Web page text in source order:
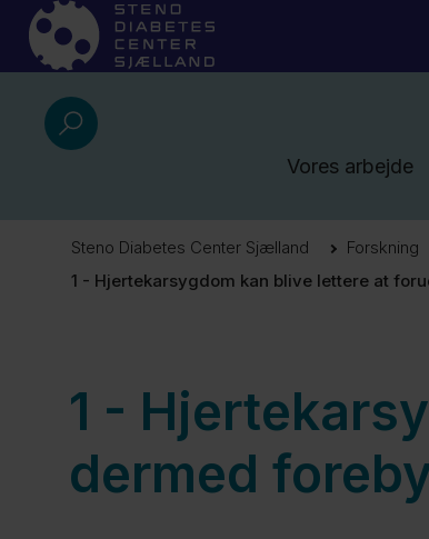
Vores arbejde
Steno Diabetes Center Sjælland Forskning
1 - Hjertekarsygdom kan blive lettere at
1 -
dermed